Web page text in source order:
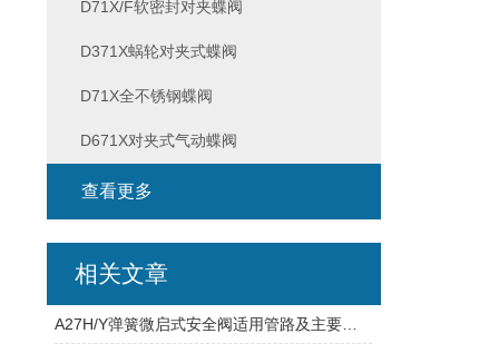
D71X/F软密封对夹蝶阀
D371X蜗轮对夹式蝶阀
D71X全不锈钢蝶阀
D671X对夹式气动蝶阀
查看更多
相关文章